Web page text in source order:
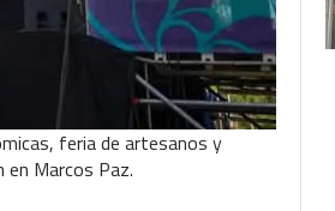
feria de artesanos y
en Marcos Paz.